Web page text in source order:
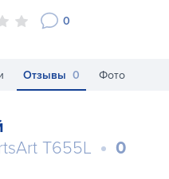
0
Отзывы 0 Фото
T655L
0